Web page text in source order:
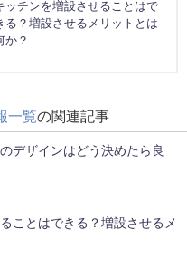
ッチンを増設させることはで
る？増設させるメリットとは
か？
一覧の関連記事
デザインはどう決めたら良
ことはできる？増設させるメ